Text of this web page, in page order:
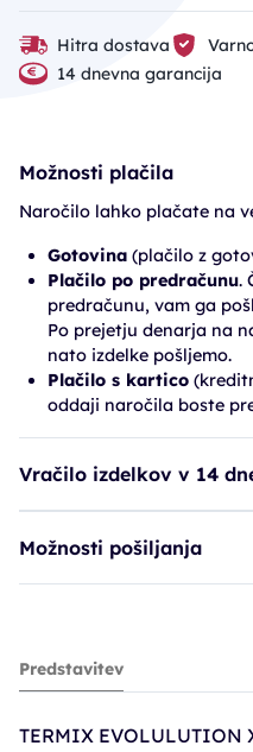
Hitra dostava
14 dnevna garancija
Možnosti plačila
Naročilo lahko plačate na
Gotovina (plačilo z
Plačilo po predračunu.
predračunu, vam ga
Po prejetju denarja na
nato izdelke pošljemo.
Plačilo s kartico
oddaji naročila boste
Vračilo izdelkov v 14
Možnosti pošiljanja
krtača TER Evolution
18,68€
24,90€
PC30: 16,03€
Predstavitev
TERMIX EVOLULUTION